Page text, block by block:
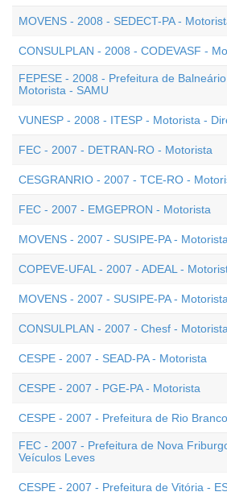
MOVENS - 2008 - SEDECT-PA -
CONSULPLAN - 2008 - CODEVASF -
FEPESE - 2008 - Prefeitura de
Motorista - SAMU
VUNESP - 2008 - ITESP - Motorista -
FEC - 2007 - DETRAN-RO - Motorista
CESGRANRIO - 2007 - TCE-RO -
FEC - 2007 - EMGEPRON - Motorista
MOVENS - 2007 - SUSIPE-PA -
COPEVE-UFAL - 2007 - ADEAL -
MOVENS - 2007 - SUSIPE-PA -
CONSULPLAN - 2007 - Chesf - Motorista
CESPE - 2007 - SEAD-PA - Motorista
CESPE - 2007 - PGE-PA - Motorista
CESPE - 2007 - Prefeitura de Rio
FEC - 2007 - Prefeitura de Nova
Veículos Leves
CESPE - 2007 - Prefeitura de Vitória -